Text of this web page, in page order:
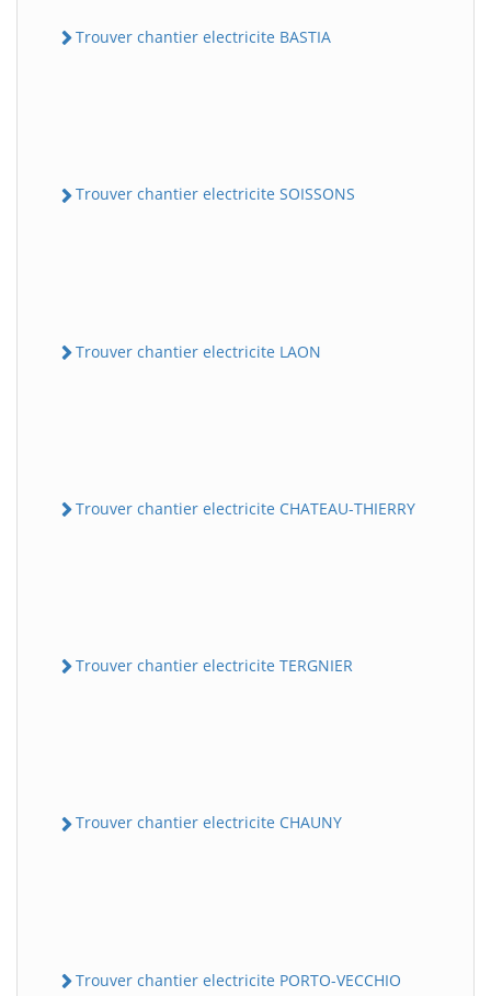
Trouver chantier electricite BASTIA
Trouver chantier electricite SOISSONS
Trouver chantier electricite LAON
Trouver chantier electricite CHATEAU-THIERRY
Trouver chantier electricite TERGNIER
Trouver chantier electricite CHAUNY
Trouver chantier electricite PORTO-VECCHIO